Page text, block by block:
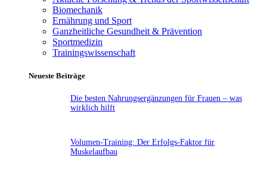
Biomechanik
Ernährung und Sport
Ganzheitliche Gesundheit & Prävention
Sportmedizin
Trainingswissenschaft
Neueste Beiträge
Die besten Nahrungsergänzungen für Frauen – was
wirklich hilft
Volumen-Training: Der Erfolgs-Faktor für
Muskelaufbau